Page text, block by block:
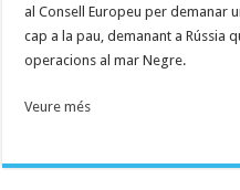
al Consell Europeu per demanar
cap a la pau, demanant a Rússia
operacions al mar Negre.
Veure més